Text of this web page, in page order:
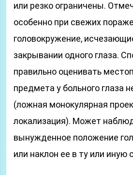
или резко ограничены.
особенно при свежих
головокружение,
закрывании одного глаза.
правильно оценивать
предмета у больного глаза
(ложная монокулярная
локализация). Может
вынужденное положение
или наклон ее в ту или иную